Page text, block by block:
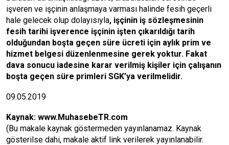
işveren ve işçinin anlaşmaya varması halinde fesih geçerli
hale gelecek olup dolayısıyla, işçinin iş sözleşmesinin
fesih tarihi işverence işçinin işten çıkarıldığı tarih
olduğundan boşta geçen süre ücreti için aylık prim ve
hizmet belgesi düzenlenmesine gerek yoktur. Fakat
dava sonucu iadesine karar verilmiş kişiler için çalışanın
boşta geçen süre primleri SGK’ya verilmelidir.
09.05.2019
Kaynak: www.MuhasebeTR.com
(Bu makale kaynak göstermeden yayınlanamaz. Kaynak
gösterilse dahi, makale aktif link verilerek yayınlanabilir.